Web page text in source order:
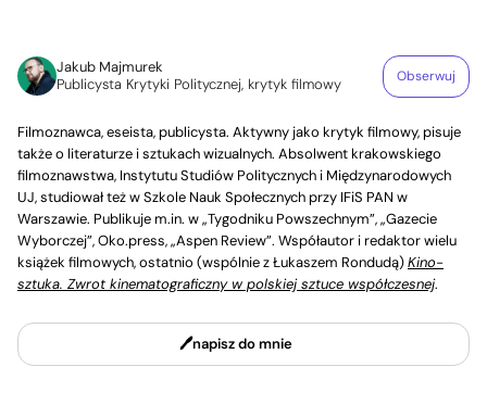
Jakub Majmurek
Publicysta Krytyki Politycznej, krytyk filmowy
Obserwuj
Filmoznawca, eseista, publicysta. Aktywny jako krytyk filmowy, pisuje
także o literaturze i sztukach wizualnych. Absolwent krakowskiego
filmoznawstwa, Instytutu Studiów Politycznych i Międzynarodowych
UJ, studiował też w Szkole Nauk Społecznych przy IFiS PAN w
Warszawie. Publikuje m.in. w „Tygodniku Powszechnym”, „Gazecie
Wyborczej”, Oko.press, „Aspen Review”. Współautor i redaktor wielu
książek filmowych, ostatnio (wspólnie z Łukaszem Rondudą)Kino-
sztuka. Zwrot kinematograficzny w polskiej sztuce współczesnej.
napisz do mnie